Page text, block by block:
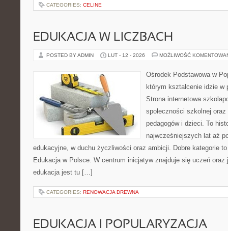
CATEGORIES: CELINE
EDUKACJA W LICZBACH
POSTED BY ADMIN LUT - 12 - 2026 MOŻLIWOŚĆ
Ośrodek Podstawowa w
którym kształcenie idzie w
Strona internetowa
społeczności szkolnej
pedagogów i dzieci. To
najwcześniejszych lat aż
edukacyjne, w duchu życzliwości oraz ambicji. Dobre kategorie
Edukacja w Polsce. W centrum inicjatyw znajduje się uczeń
edukacja jest tu […]
CATEGORIES: RENOWACJA DREWNA
EDUKACJA I POPULARYZACJA